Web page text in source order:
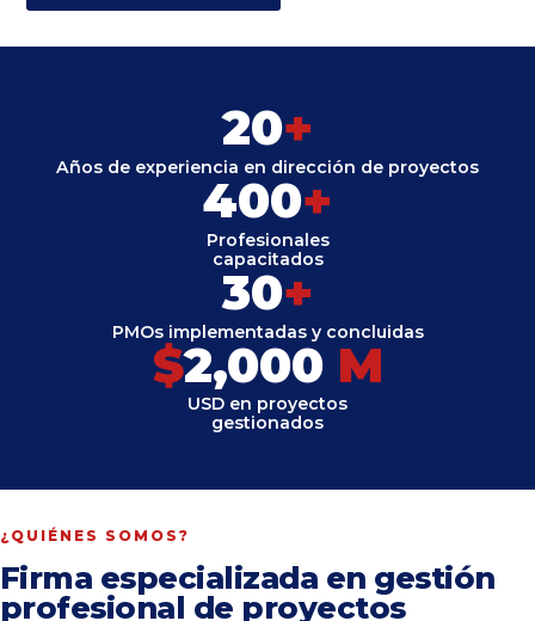
20+
Años de experiencia en dirección de proyectos
400+
Profesionales
capacitados
30+
PMOs implementadas y concluidas
$2,000 M
USD en proyectos
gestionados
¿QUIÉNES SOMOS?
Firma especializada en gestión
profesional de proyectos